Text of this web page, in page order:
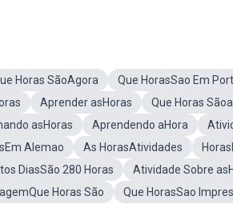
Horas SãoAgora Que HorasSao Em
Aprender asHoras Que Horas
asHoras Aprendendo aHora
Alemao As HorasAtividades
DiasSão 280 Horas Atividade Sobre
Horas São Que HorasSao